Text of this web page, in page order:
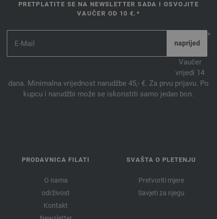
PRETPLATITE SE NA NEWSLETTER SADA I OSVOJITE
VAUČER OD 10 €.*
*
Vaučer
vrijedi 14
dana. Minimalna vrijednost narudžbe 45,- €. Za prvu prijavu. Po
kupcu i narudžbi može se iskoristiti samo jedan bon.
PRODAVNICA FILATI
O nama
održivost
Kontakt
SVAŠTA O PLETENJU
Pretvoriti mjere
Savjeti za njegu